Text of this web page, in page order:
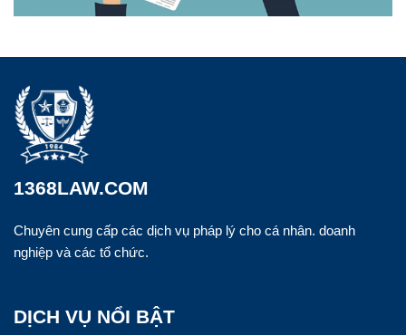
1368LAW.COM
Chuyên cung cấp các dịch vụ pháp lý cho cá nhân. doanh
nghiệp và các tổ chức.
DỊCH VỤ NỔI BẬT